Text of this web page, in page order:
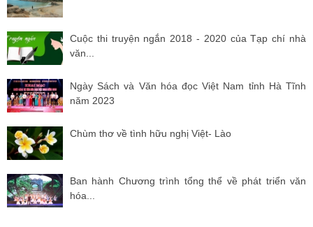
Cuộc thi truyện ngắn 2018 - 2020 của Tạp chí nhà
văn...
Ngày Sách và Văn hóa đọc Việt Nam tỉnh Hà Tĩnh
năm 2023
Chùm thơ về tình hữu nghị Việt- Lào
Ban hành Chương trình tổng thể về phát triển văn
hóa...